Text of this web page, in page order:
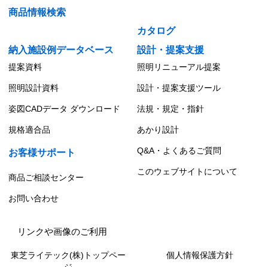
商品情報検索
カタログ
納入施設例データベース
設計・提案支援
提案資料 照明リニューアル提案
照明設計資料 設計・提案支援ツール
姿図CADデータ ダウンロード 法規・規定・指針
規格適合品 あかり設計
お客様サポート Q&A・よくあるご質問
商品ご相談センター
このウェブサイトについて
お問い合わせ
リンクや画像のご利用
東芝ライテック(株)トップペー
個人情報保護方針